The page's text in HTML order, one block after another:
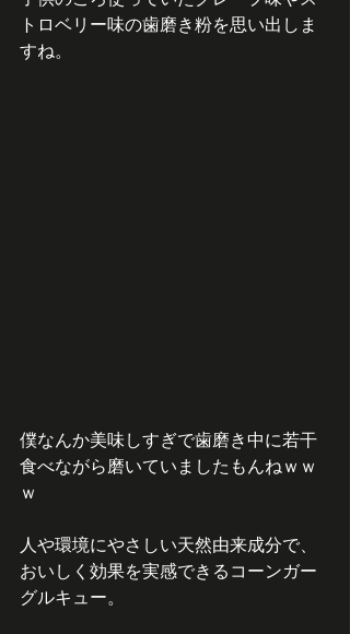
トロベリー味の歯磨き粉を思い出しま
すね。
僕なんか美味しすぎで歯磨き中に若干
食べながら磨いていましたもんねｗｗ
ｗ
人や環境にやさしい天然由来成分で、
おいしく効果を実感できるコーンガー
グルキュー。